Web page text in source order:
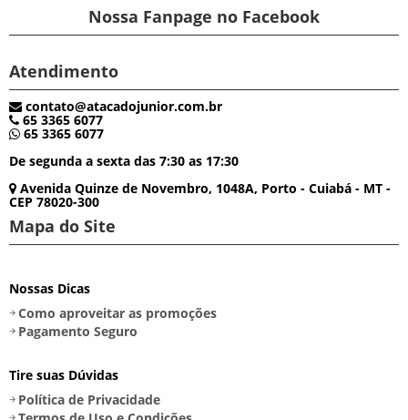
Nossa Fanpage no Facebook
Atendimento
contato@atacadojunior.com.br
65 3365 6077
65 3365 6077
De segunda a sexta das 7:30 as 17:30
Avenida Quinze de Novembro, 1048A, Porto - Cuiabá - MT -
CEP 78020-300
Mapa do Site
Nossas Dicas
Como aproveitar as promoções
Pagamento Seguro
Tire suas Dúvidas
Política de Privacidade